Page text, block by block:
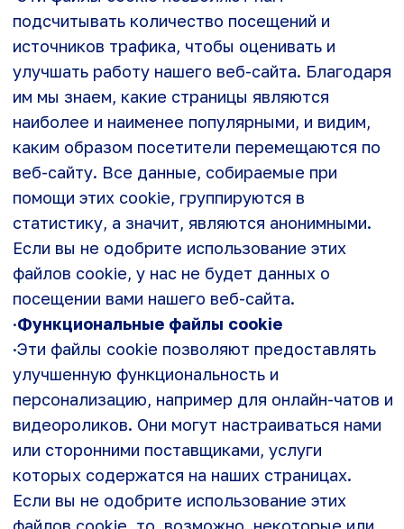
одобрите использование этих файлов cookie,
вам не будет демонстрироваться наша
адресная реклама на различных веб-сайтах.
·Когда вы посещаете какой-либо веб-сайт, он
браузере или получать из него данные, в
основном в виде файлов cookie. Эта
информация может относиться к вам, вашим
предпочтениям, вашему устройству или будет
использоваться для правильной работы веб-
сайта с вашей точки зрения. Такие данные
непосредственно, но могут предоставлять вам
индивидуализированные возможности работы
в интернете. Вы можете отказаться от
использования некоторых типов файлов
cookie. Нажимайте на заголовки категорий,
чтобы узнать подробности и изменить
настройки, заданные по умолчанию. Однако вы
должны понимать, что блокировка некоторых
типов cookie может повлиять на
использование вами веб-сайта и ограничить
предлагаемые нами услуги.
Использование полученной информации
·Полученная от Пользователей информация
улучшения обслуживания: ускорения
обработки полученных от Пользователей
запросов, отправки Пользователям сведений